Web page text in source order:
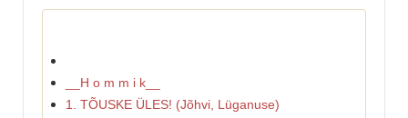
__H o m m i k__
1. TÕUSKE ÜLES! (Jõhvi, Lüganuse)